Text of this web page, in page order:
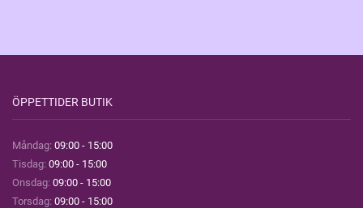
ÖPPETTIDER BUTIK
Måndag: 09:00 - 15:00
Tisdag: 09:00 - 15:00
Onsdag: 09:00 - 15:00
Torsdag: 09:00 - 15:00